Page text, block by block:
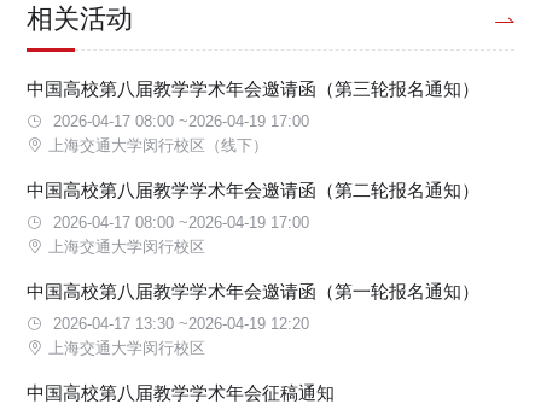
相关活动
中国高校第八届教学学术年会邀请函（第三轮报名通知）
2026-04-17 08:00 ~2026-04-19 17:00
上海交通大学闵行校区（线下）
中国高校第八届教学学术年会邀请函（第二轮报名通知）
2026-04-17 08:00 ~2026-04-19 17:00
上海交通大学闵行校区
中国高校第八届教学学术年会邀请函（第一轮报名通知）
2026-04-17 13:30 ~2026-04-19 12:20
上海交通大学闵行校区
中国高校第八届教学学术年会征稿通知